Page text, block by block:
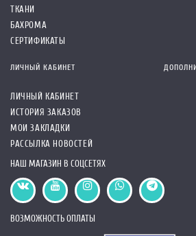
ТКАНИ
БАХРОМА
СЕРТИФИКАТЫ
ЛИЧНЫЙ КАБИНЕТ
ЛИЧНЫЙ КАБИНЕТ
ИСТОРИЯ ЗАКАЗОВ
МОИ ЗАКЛАДКИ
РАССЫЛКА НОВОСТЕЙ
НАШ МАГАЗИН В СОЦСЕТЯХ
ВОЗМОЖНОСТЬ ОПЛАТЫ